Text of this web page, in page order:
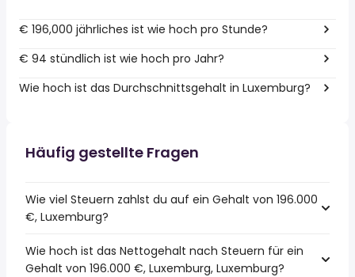
€ 196,000 jährliches ist wie hoch pro Stunde?
€ 94 stündlich ist wie hoch pro Jahr?
Wie hoch ist das Durchschnittsgehalt in Luxemburg?
Häufig gestellte Fragen
Wie viel Steuern zahlst du auf ein Gehalt von 196.000
€, Luxemburg?
Wie hoch ist das Nettogehalt nach Steuern für ein
Gehalt von 196.000 €, Luxemburg, Luxemburg?